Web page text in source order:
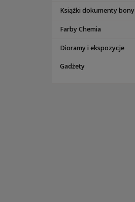
Książki dokumenty bony
Farby Chemia
Dioramy i ekspozycje
Gadżety